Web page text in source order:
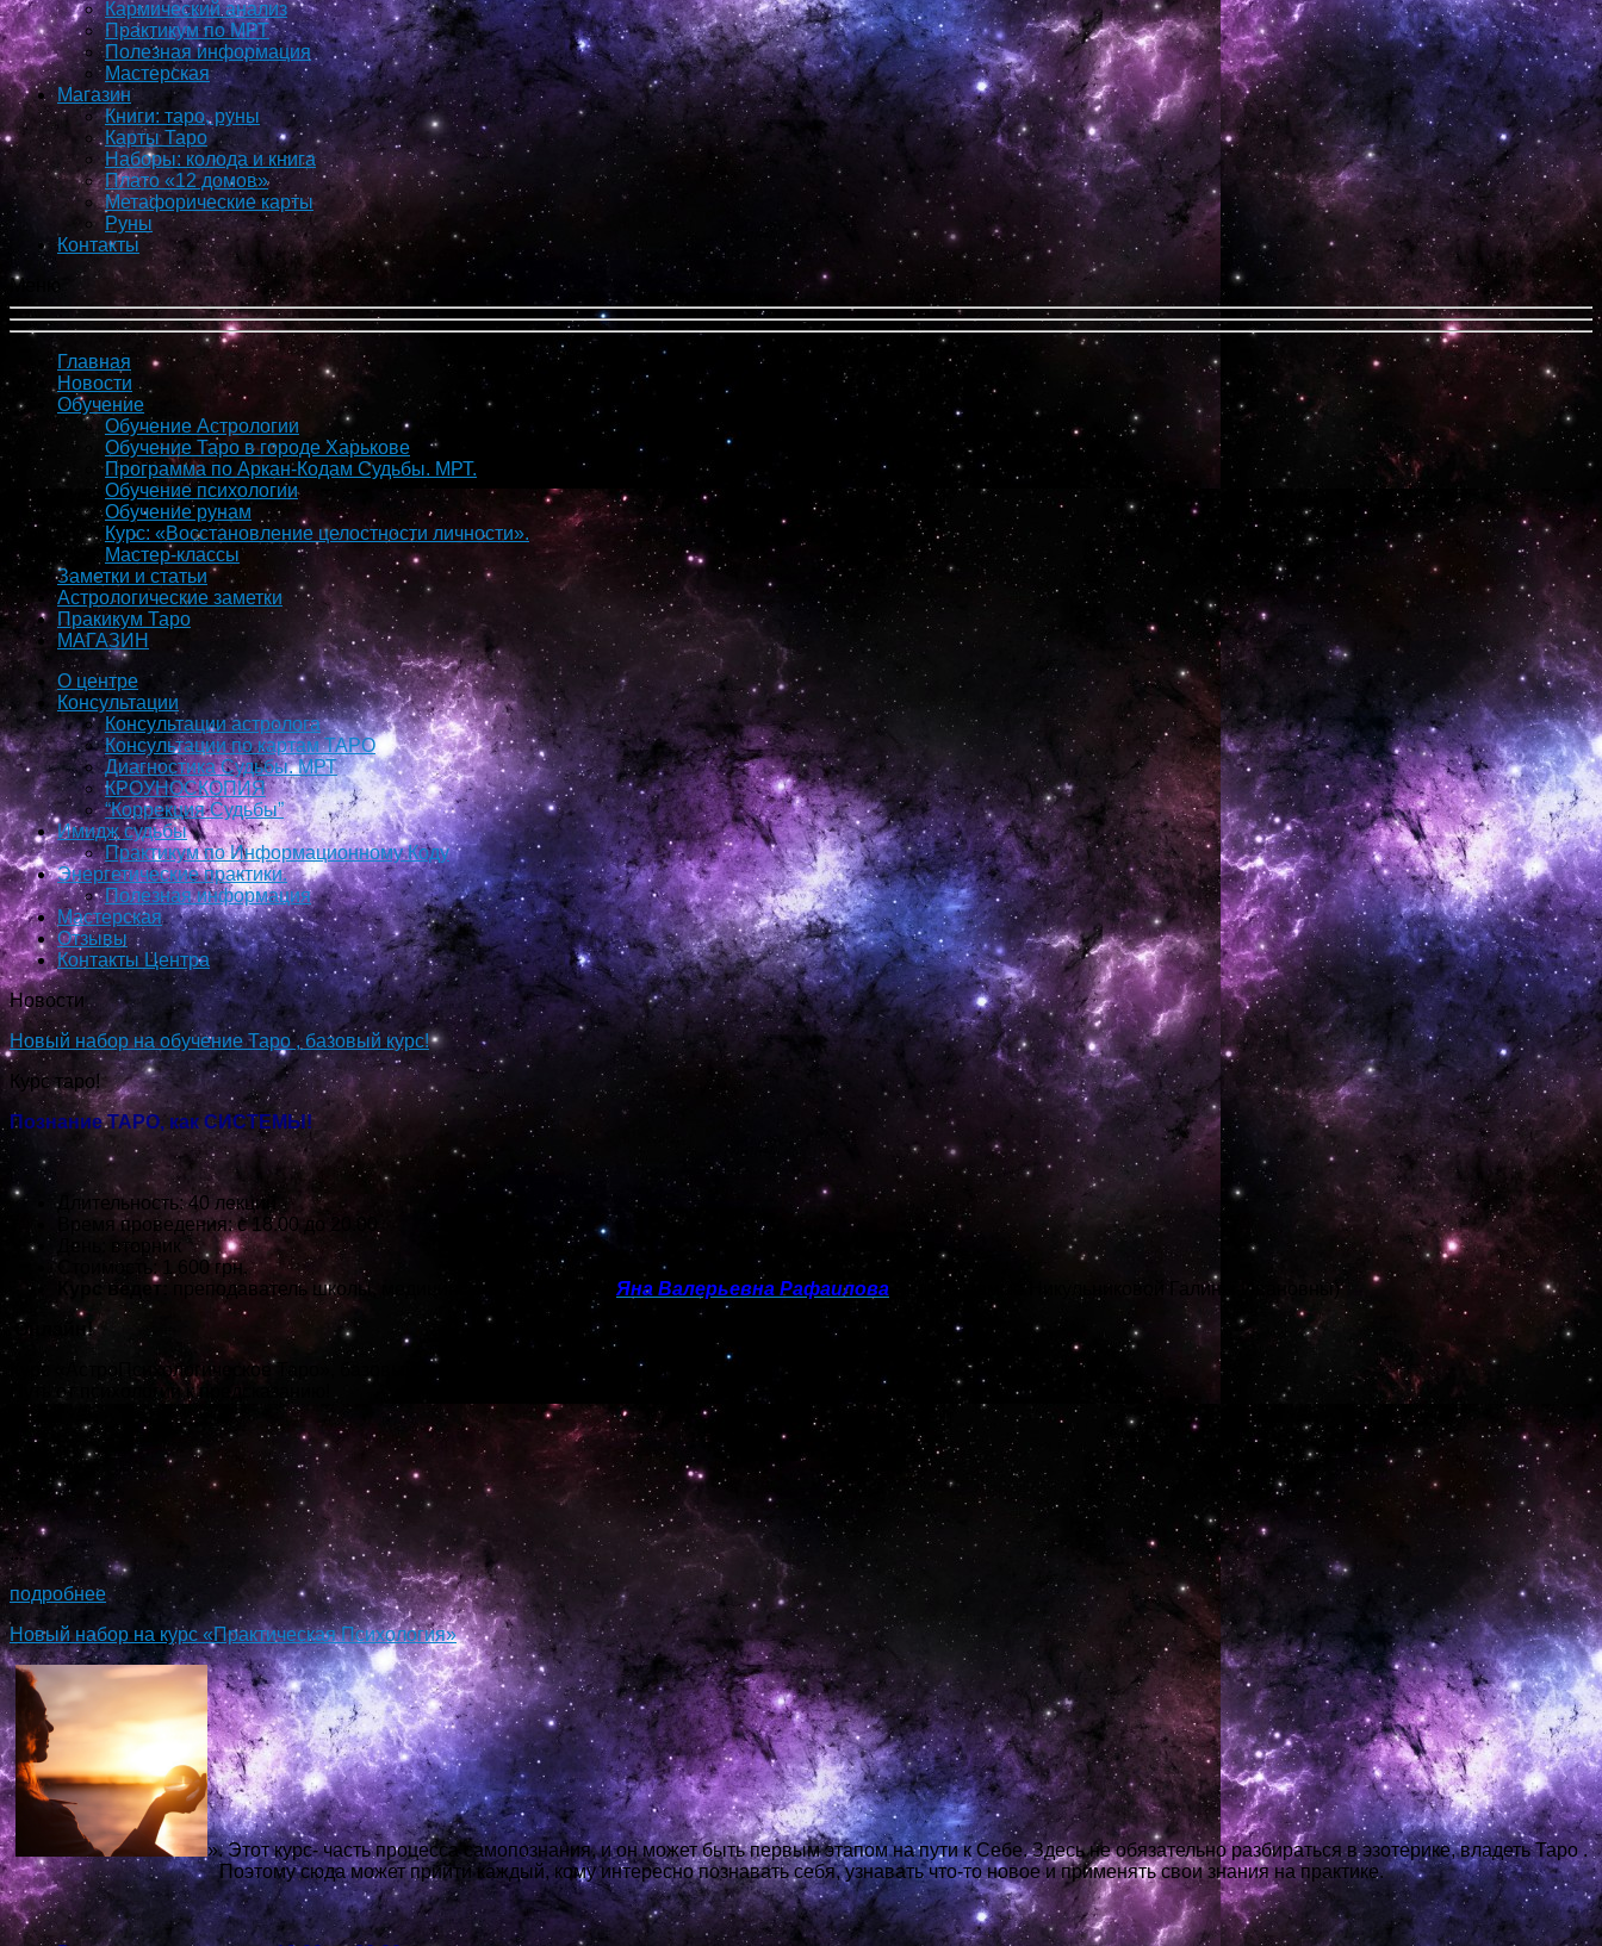
Кармический анализ
Практикум по МРТ
Полезная информация
Мастерская
Магазин
Книги: таро, руны
Карты Таро
Наборы: колода и книга
Плато «12 домов»
Метафорические карты
Руны
Контакты
Меню
Главная
Новости
Обучение
Обучение Астрологии
Обучение Таро в городе Харькове
Программа по Аркан-Кодам Судьбы. МРТ.
Обучение психологии
Обучение рунам
Курс: «Восстановление целостности личности».
Мастер-классы
Заметки и статьи
Астрологические заметки
Пракикум Таро
МАГАЗИН
О центре
Консультации
Консультации астролога
Консультации по картам ТАРО
Диагностика Судьбы. МРТ
КРОУНОСКОПИЯ
“Коррекция Судьбы”
Имидж судьбы
Практикум по Информационному Коду
Энергетические практики.
Полезная информация
Мастерская
Отзывы
Контакты Центра
Новости
Новый набор на обучение Таро , базовый курс!
Курс таро!
Познание ТАРО, как СИСТЕМЫ!
Длительность: 40 лекций
Время проведения: с 18.00 до 20.00
День: вторник
Стоимость: 1 600 грн.
Курс ведет:
преподаватель школы, медицинский психолог — Яна Валерьевна Рафаилова (по программе Никульниковой Галины Ивановны)
Онлайн!
Курс «АстроПсихологическое Таро», базовый курс знакомства с системой таро.
Путь от психологии к предсказанию!
...
подробнее
Новый набор на курс «Практическая Психология»
». Этот курс- часть процесса самопознания, и он может быть первым этапом на пути к Себе. Здесь не обязательно разбираться в эзотерике, владеть Таро .
Поэтому сюда может прийти каждый, кому интересно познавать себя, узнавать что-то новое и применять свои знания на практике.